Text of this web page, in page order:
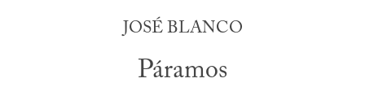
JOSÉ BLANCO
Páramos